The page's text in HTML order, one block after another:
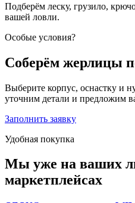
Подберём леску, грузило,
вашей ловли.
Особые условия?
Соберём жерлицы
Выберите корпус, оснастку и
уточним детали и предложим
Заполнить заявку
Удобная покупка
Мы уже на ваших
маркетплейсах